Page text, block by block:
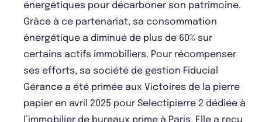
énergétiques pour décarboner son patrimoine.
Grâce à ce partenariat, sa consommation
énergétique a diminué de plus de 60% sur
certains actifs immobiliers. Pour récompenser
ses efforts, sa société de gestion Fiducial
Gérance a été primée aux Victoires de la pierre
papier en avril 2025 pour Selectipierre 2 dédiée à